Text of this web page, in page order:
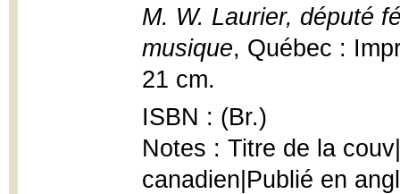
M. W. Laurier, député
musique, Québec :
21 cm.
ISBN : (Br.)
Notes : Titre de la
canadien|Publié en